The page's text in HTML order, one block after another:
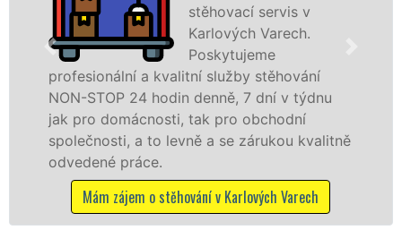
kvalitně
na špičkové
se speciální
technikou. Tyto služby zajišťujeme
domácnostem i firmám v celém okresu
Karlovy Vary se zárukou kvality
sítě EXTRA STĚHOVÁNÍ. Nabízíme
služby NON-STOP včetně víkendů a
bez příplatků.
Mám zájem o stěhovací služby v Karlových